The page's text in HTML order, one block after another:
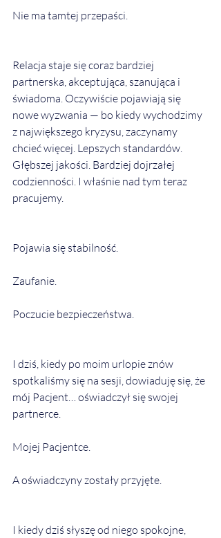
Nie ma tamtej przepaści.
Relacja staje się coraz bardziej
partnerska, akceptująca, szanująca i
świadoma. Oczywiście pojawiają się
nowe wyzwania — bo kiedy wychodzimy
z największego kryzysu, zaczynamy
chcieć więcej. Lepszych standardów.
Głębszej jakości. Bardziej dojrzałej
codzienności. I właśnie nad tym teraz
pracujemy.
Pojawia się stabilność.
Zaufanie.
Poczucie bezpieczeństwa.
I dziś, kiedy po moim urlopie znów
spotkaliśmy się na sesji, dowiaduję się, że
mój Pacjent… oświadczył się swojej
partnerce.
Mojej Pacjentce.
A oświadczyny zostały przyjęte.
I kiedy dziś słyszę od niego spokojne,